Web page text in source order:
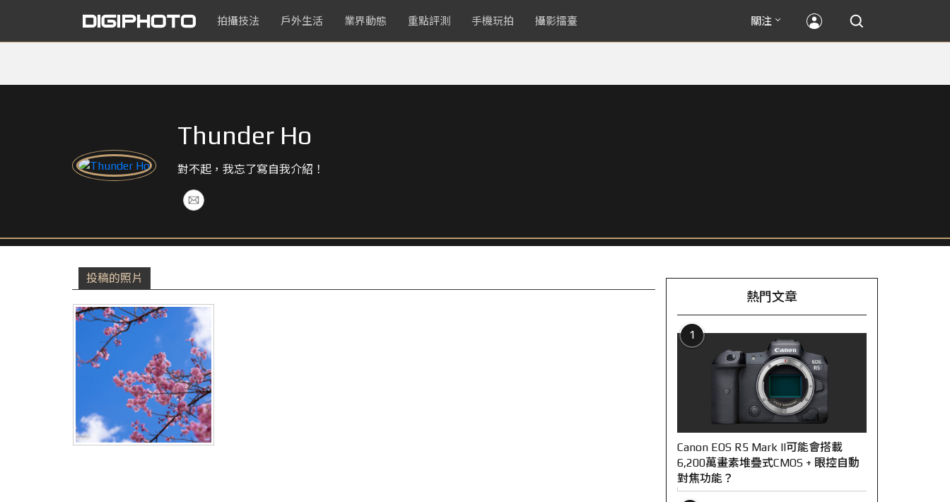
拍攝技法 戶外生活 業界動態 重點評測 手機玩拍 攝影擂臺 關注
Thunder Ho
對不起，我忘了寫自我介紹！
投稿的照片
熱門文章
1
Canon EOS R5 Mark II可能會搭載
6,200萬畫素堆疊式CMOS + 眼控自動
對焦功能？